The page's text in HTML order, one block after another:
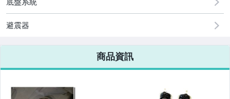
改裝=R8燈眉款DRL大燈
改裝=光圈魚眼大燈.一般魚眼大燈
避震器
商品資訊